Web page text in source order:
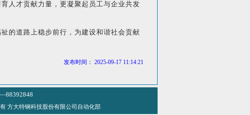
人才贡献力量，更凝聚起员工与企业共发
的道路上稳步前行，为建设和谐社会贡献
发布时间： 2025-09-17 11:14:21
方大特钢科技股份有限公司自动化部